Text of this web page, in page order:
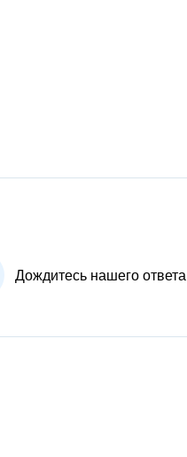
Дождитесь нашего ответа